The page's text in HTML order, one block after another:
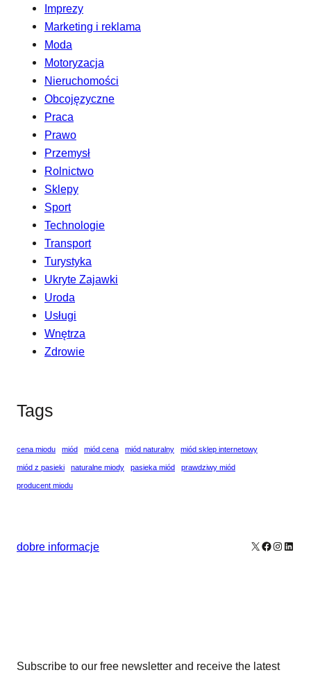
Imprezy
Marketing i reklama
Moda
Motoryzacja
Nieruchomości
Obcojęzyczne
Praca
Prawo
Przemysł
Rolnictwo
Sklepy
Sport
Technologie
Transport
Turystyka
Ukryte Zajawki
Uroda
Usługi
Wnętrza
Zdrowie
Tags
cena miodu miód miód cena miód naturalny miód sklep internetowy
miód z pasieki naturalne miody pasieka miód prawdziwy miód
producent miodu
dobre informacje X Facebook
Subscribe to our free newsletter and receive the latest